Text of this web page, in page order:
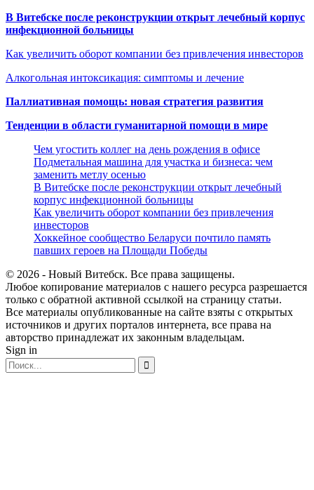
В Витебске после реконструкции открыт лечебный корпус
инфекционной больницы
Как увеличить оборот компании без привлечения инвесторов
Алкогольная интоксикация: симптомы и лечение
Паллиативная помощь: новая стратегия развития
Тенденции в области гуманитарной помощи в мире
Чем угостить коллег на день рождения в офисе
Подметальная машина для участка и бизнеса: чем
заменить метлу осенью
В Витебске после реконструкции открыт лечебный
корпус инфекционной больницы
Как увеличить оборот компании без привлечения
инвесторов
Хоккейное сообщество Беларуси почтило память
павших героев на Площади Победы
© 2026 - Новый Витебск. Все права защищены.
Любое копирование материалов с нашего ресурса разрешается
только с обратной активной ссылкой на страницу статьи.
Все материалы опубликованные на сайте взяты с открытых
источников и других порталов интернета, все права на
авторство принадлежат их законным владельцам.
Sign in